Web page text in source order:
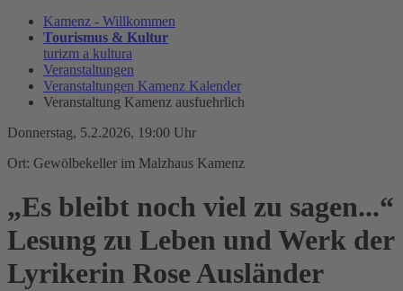
Kamenz - Willkommen
Tourismus & Kultur
turizm a kultura
Veranstaltungen
Veranstaltungen Kamenz Kalender
Veranstaltung Kamenz ausfuehrlich
Donnerstag, 5.2.2026, 19:00 Uhr
Ort: Gewölbekeller im Malzhaus Kamenz
„Es bleibt noch viel zu sagen...“
Lesung zu Leben und Werk der
Lyrikerin Rose Ausländer